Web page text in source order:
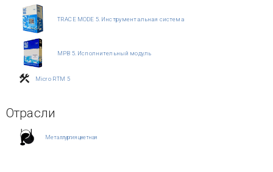
TRACE MODE 5. Инструментальная система
МРВ 5. Исполнительный модуль
Micro RTM 5
Отрасли
Металлургия цветная